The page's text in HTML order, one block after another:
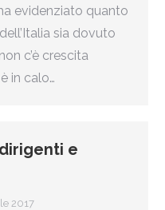
evidenziato quanto
sia dovuto
c’è crescita
in calo…
e
2017